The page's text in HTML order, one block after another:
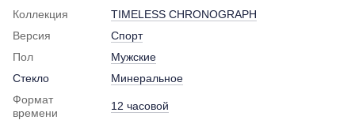
Коллекция
TIMELESS CHRONOGRAPH
Версия
Спорт
Пол
Мужские
Стекло
Минеральное
Формат
времени
12 часовой